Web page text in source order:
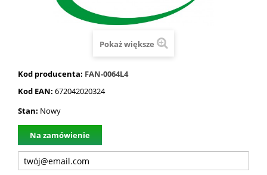
Pokaż większe
Kod producenta: FAN-0064L4
Kod EAN: 672042020324
Stan: Nowy
Na zamówienie